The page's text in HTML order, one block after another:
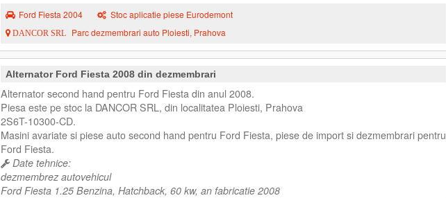
Ford Fiesta 2004 Stoc aplicatie piese Eurodemont
DANCOR SRL Parc dezmembrari auto Ploiesti, Prahova
Alternator Ford Fiesta 2008 din dezmembrari
Alternator second hand pentru Ford Fiesta din anul 2008.
Piesa este pe stoc la DANCOR SRL, din localitatea Ploiesti, Prahova
2S6T-10300-CD.
Masini avariate si piese auto second hand pentru Ford Fiesta, piese de import si dezmembrari pentru
Ford Fiesta.
Date tehnice:
dezmembrez autovehicul
Ford Fiesta 1.25 Benzina, Hatchback, 60 kw, an fabricatie 2008